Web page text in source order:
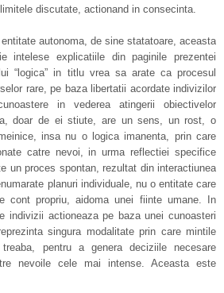
discutate, actionand in consecinta.
autonoma, de sine statatoare, aceasta
intelese explicatiile din paginile prezentei
“logica” in titlu vrea sa arate ca procesul
rare, pe baza libertatii acordate indivizilor
in vederea atingerii obiectivelor
doar de ei stiute, are un sens, un rost, o
insa nu o logica imanenta, prin care
catre nevoi, in urma reflectiei specifice
un proces spontan, rezultat din interactiunea
planuri individuale, nu o entitate care
cont propriu, aidoma unei fiinte umane. In
indivizii actioneaza pe baza unei cunoasteri
singura modalitate prin care mintile
pentru a genera deciziile necesare
nevoile cele mai intense. Aceasta este